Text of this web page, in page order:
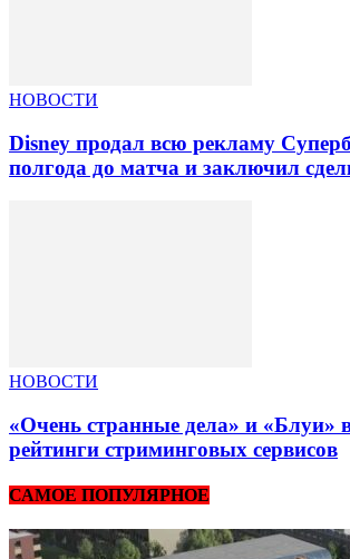
НОВОСТИ
Disney продал всю рекламу
полгода до матча и заключил
НОВОСТИ
«Очень странные дела» и «Блуи»
рейтинги стриминговых сервисов
САМОЕ ПОПУЛЯРНОЕ